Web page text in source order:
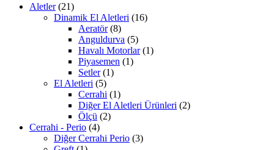
Aletler (21)
Dinamik El Aletleri (16)
Aeratör (8)
Anguldurva (5)
Havalı Motorlar (1)
Piyasemen (1)
Setler (1)
El Aletleri (5)
Cerrahi (1)
Diğer El Aletleri Ürünleri (2)
Ölçü (2)
Cerrahi - Perio (4)
Diğer Cerrahi Perio (3)